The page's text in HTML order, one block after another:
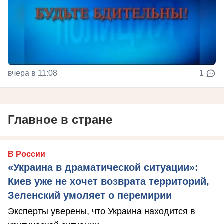
вчера в 11:08 1
Главное в стране
В России
«Украина в драматической ситуации»:
Киев уже не хочет возврата территорий,
Зеленский умоляет о перемирии
Эксперты уверены, что Украина находится в